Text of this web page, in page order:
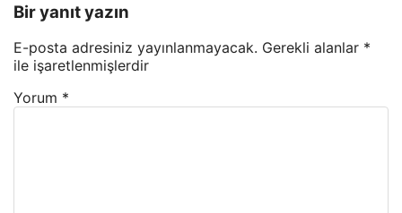
Bir yanıt yazın
E-posta adresiniz yayınlanmayacak. Gerekli alanlar *
ile işaretlenmişlerdir
Yorum *